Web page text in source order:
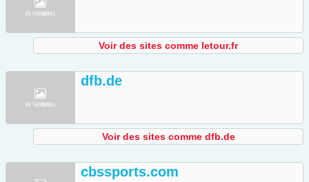
Voir des sites comme letour.fr
dfb.de
Voir des sites comme dfb.de
cbssports.com